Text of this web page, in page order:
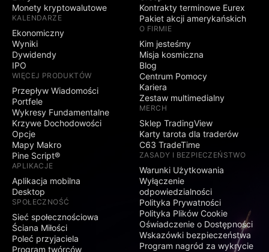
Monety kryptowalutowe
KALENDARZE
Ekonomiczny
Wyniki
Dywidendy
IPO
WIĘCEJ PRODUKTÓW
Przepływ Wiadomości
Portfele
Wykresy Fundamentalne
Krzywe Dochodowości
Opcje
Mapy Makro
Pine Script®
APLIKACJE
Aplikacja mobilna
Desktop
SPOŁECZNOŚĆ
Sieć społecznościowa
Ściana Miłości
Poleć przyjaciela
Program twórców
Kontrakty terminowe Eurex
Pakiet akcji amerykańskich
O FIRMIE
Kim jesteśmy
Misja kosmiczna
Blog
Centrum Pomocy
Kariera
Zestaw multimedialny
MERCH
Sklep TradingView
Karty tarota dla traderów
C63 TradeTime
ZASADY I BEZPIECZEŃSTWO
Warunki Użytkowania
Wyłączenie
odpowiedzialności
Polityka Prywatności
Polityka Plików Cookie
Oświadczenie o Dostępności
Wskazówki bezpieczeństwa
Program nagród za wykrycie